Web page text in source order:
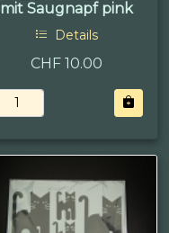
mit Saugnapf pink
Details
CHF 10.00